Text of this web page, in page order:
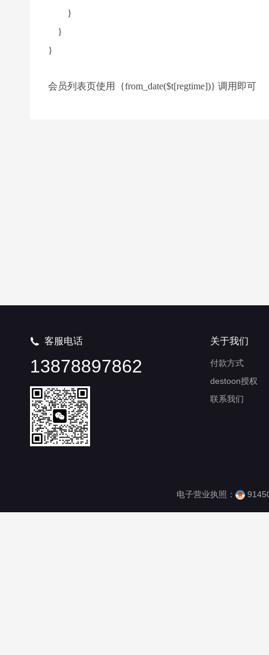
}
}
}
会员列表页使用 {from_date($t[regtime])} 调用即可
 客服电话
13878897862
关于我们
付款方式
destoon授权
联系我们
电子营业执照：